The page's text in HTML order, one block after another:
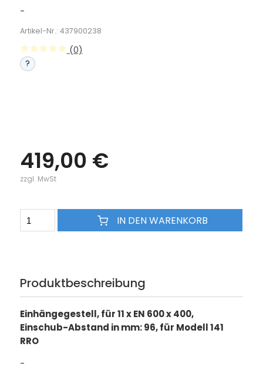
-
Artikel-Nr.: 437900238
(0)
?
419,00 €
zzgl. MwSt
IN DEN WARENKORB
Produktbeschreibung
Einhängegestell, für 11 x EN 600 x 400,
Einschub-Abstand in mm: 96, für Modell 141
RRO
-